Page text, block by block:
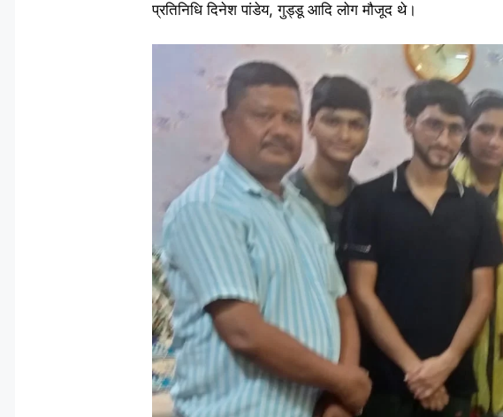
प्रतिनिधि दिनेश पांडेय, गुड्डू आदि लोग मौजूद थे।